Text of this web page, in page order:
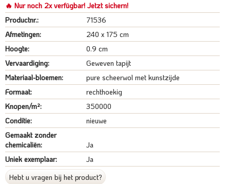
🔥 Nur noch 2x verfügbar! Jetzt sichern!
Productnr.:
71536
Afmetingen:
240 x 175 cm
Hoogte:
0.9 cm
Vervaardiging:
Geweven tapijt
Materiaal-bloemen:
pure scheerwol met kunstzijde
Formaat:
rechthoekig
Knopen/m²:
350000
Conditie:
nieuwe
Gemaakt zonder
chemicaliën:
Ja
Uniek exemplaar:
Ja
Hebt u vragen bij het product?